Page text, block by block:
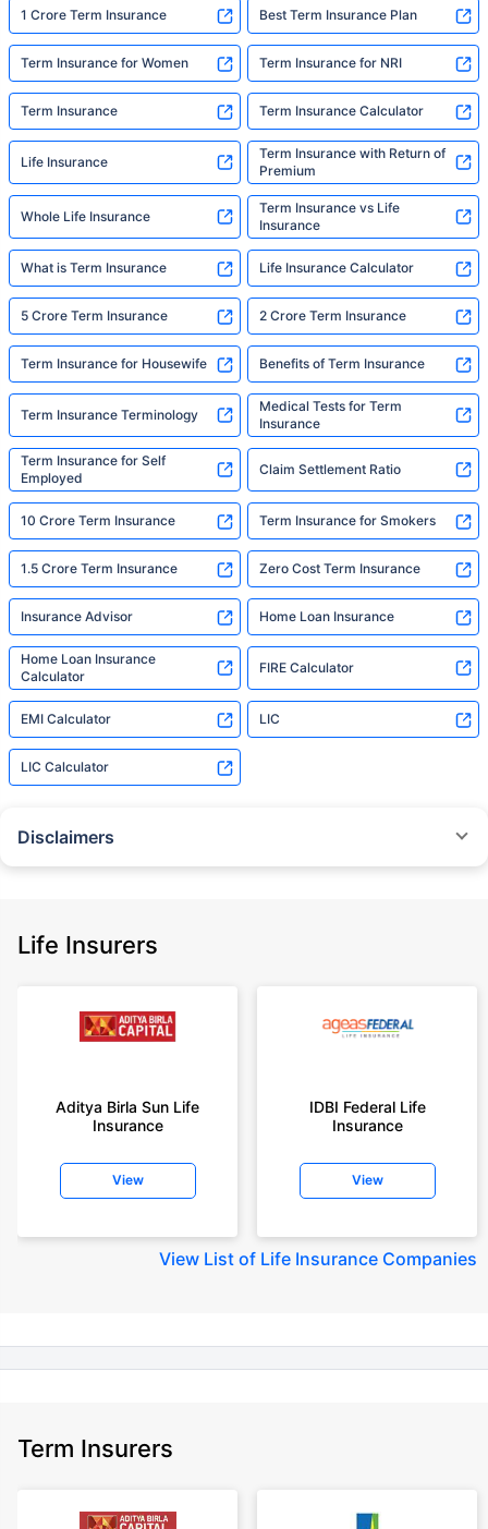
built to do. In his words, "Most people aren't
avoiding protection — they're just waiting for
someone to make it easy. That's what we're
here for."
1 Crore Term Insurance Best Term Insurance Plan
Term Insurance for Women Term Insurance for NRI
Term Insurance Term Insurance Calculator
Life Insurance
Term Insurance with Return of
Premium
Whole Life Insurance
Term Insurance vs Life
Insurance
What is Term Insurance Life Insurance Calculator
5 Crore Term Insurance 2 Crore Term Insurance
Term Insurance for Housewife Benefits of Term Insurance
Term Insurance Terminology
Medical Tests for Term
Insurance
Term Insurance for Self
Employed
Claim Settlement Ratio
10 Crore Term Insurance Term Insurance for Smokers
1.5 Crore Term Insurance Zero Cost Term Insurance
Insurance Advisor Home Loan Insurance
Home Loan Insurance
Calculator
FIRE Calculator
EMI Calculator LIC
LIC Calculator
Disclaimers
Policybazaar does not endorse, rate or recommend any particular insurer
+On the basis of your profile
years of age, rounded off to nearest 10
insurance for an 18 year-old male, non-smoker, with no pre-existing
diseases, cover upto 30 years of age rounded off to nearest 10
old male, non-smoker, with no pre-existing diseases, cover upto 30 years
+Rs. 15/day is starting price for a 75 lakhs term life insurance for an 18
+Rs. 504/month is starting price for a 1.5 crore term life insurance for an 18
+Rs. 494/month is starting price for a 2 crore term life insurance for an 18
Life Insurers
Aditya Birla Sun Life
Insurance
View
IDBI Federal Life
Insurance
View
View List of Life Insurance Companies
Term Insurers